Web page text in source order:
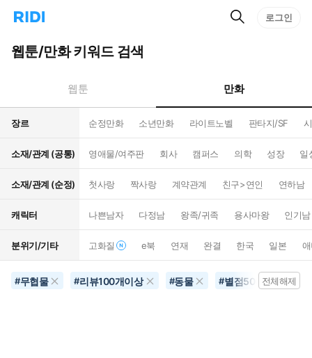
리
홈
으
턴
트
검
로그인
웹툰/만화 키워드 검색
웹툰 만화
장르 순정만화 소년만화 라이트노벨 판타지/SF
소재/관계 (공통) 영애물/여주판 회사 캠퍼스 의학 성장 일
소재/관계 (순정) 첫사랑 짝사랑 계약관계 친구>연인 연하남
캐릭터 나쁜남자 다정남 왕족/귀족 용사마왕 인기남
분위기/기타 고화질 e북 연재 완결 한국 일본
#무협물 #리뷰100개이상 #동물 #별점500개이상
전체해제